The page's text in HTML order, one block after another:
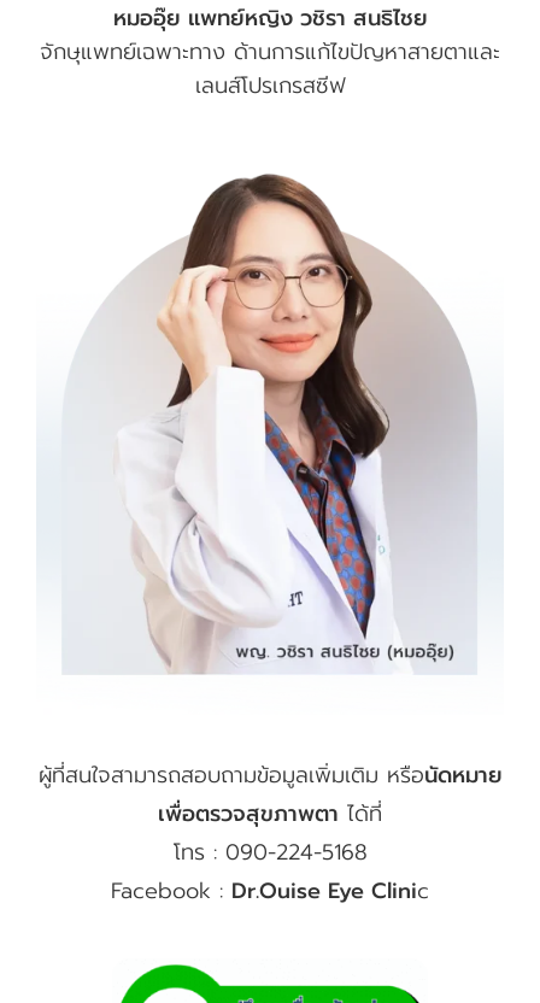
หมออุ๊ย แพทย์หญิง วชิรา สนธิไชย
จักษุแพทย์เฉพาะทาง ด้านการแก้ไขปัญหาสายตาและ
เลนส์โปรเกรสซีฟ
ผู้ที่สนใจสามารถสอบถามข้อมูลเพิ่มเติม หรือนัดหมาย
เพื่อตรวจสุขภาพตา ได้ที่
โทร : 090-224-5168
Facebook : Dr.Ouise Eye Clinic